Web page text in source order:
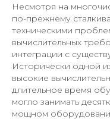
Несмотря на
по-прежнему
техническими
вычислительных
интеграции с
Исторически одной
высокие
длительное время
могло занимать
мощном